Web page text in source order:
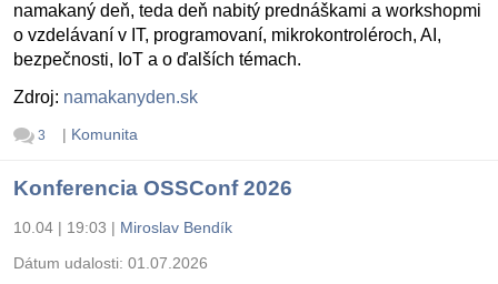
namakaný deň, teda deň nabitý prednáškami a workshopmi
o vzdelávaní v IT, programovaní, mikrokontroléroch, AI,
bezpečnosti, IoT a o ďalších témach.
Zdroj: namakanyden.sk
3 | Komunita
Konferencia OSSConf 2026
10.04 | 19:03 | Miroslav Bendík
Dátum udalosti: 01.07.2026